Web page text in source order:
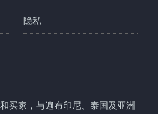
隐私
买家，与遍布印尼、泰国及亚洲